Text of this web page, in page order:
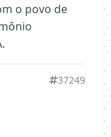
o povo de
37249